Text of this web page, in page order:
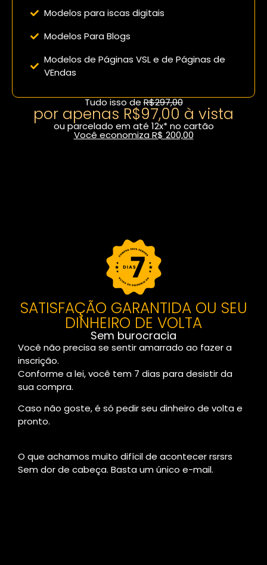
Modelos para iscas digitais
Modelos Para Blogs
Modelos de Páginas VSL e de Páginas de
VEndas
Tudo isso deR$297,00
por apenas R$97,00 à vista
ou parcelado em até 12x* no cartão
Você economiza R$ 200,00
SATISFAÇÃO GARANTIDA OU SEU
DINHEIRO DE VOLTA
Sem burocracia
Você não precisa se sentir amarrado ao fazer a
inscrição.
Conforme a lei, você tem 7 dias para desistir da
sua compra.
Caso não goste, é só pedir seu dinheiro de volta e
pronto.
O que achamos muito difícil de acontecer rsrsrs
Sem dor de cabeça. Basta um único e-mail.